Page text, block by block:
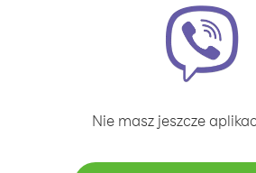
Nie masz jeszcze